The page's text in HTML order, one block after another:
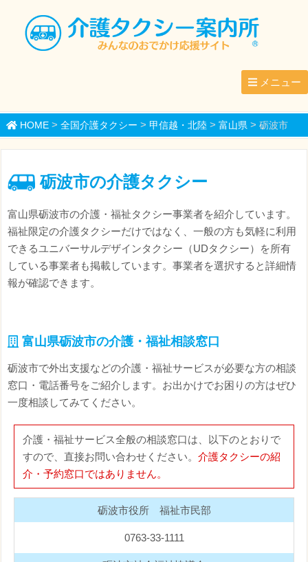
メニュー
HOME> 全国介護タクシー > 甲信越・北陸> 富山県> 砺波市
砺波市の介護タクシー
富山県砺波市の介護・福祉タクシー事業者を紹介しています。
福祉限定の介護タクシーだけではなく、一般の方も気軽に利用
できるユニバーサルデザインタクシー（UDタクシー）を所有
している事業者も掲載しています。事業者を選択すると詳細情
報が確認できます。
富山県砺波市の介護・福祉相談窓口
砺波市で外出支援などの介護・福祉サービスが必要な方の相談
窓口・電話番号をご紹介します。お出かけでお困りの方はぜひ
一度相談してみてください。
介護・福祉サービス全般の相談窓口は、以下のとおりで
すので、直接お問い合わせください。 介護タクシーの紹
介・予約窓口ではありません。
砺波市役所 福祉市民部
0763-33-1111